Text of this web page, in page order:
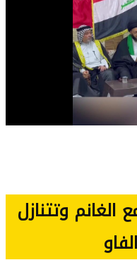
الغانم وتتنازل